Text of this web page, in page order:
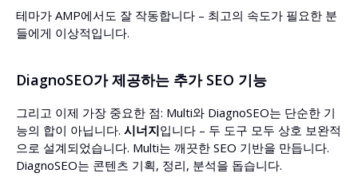
테마가 AMP에서도 잘 작동합니다 – 최고의 속도가 필요한 분
들에게 이상적입니다.
DiagnoSEO가 제공하는 추가 SEO 기능
그리고 이제 가장 중요한 점: Multi와 DiagnoSEO는 단순한 기
능의 합이 아닙니다. 시너지입니다 – 두 도구 모두 상호 보완적
으로 설계되었습니다. Multi는 깨끗한 SEO 기반을 만듭니다.
DiagnoSEO는 콘텐츠 기획, 정리, 분석을 돕습니다.